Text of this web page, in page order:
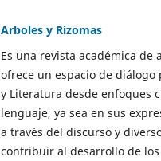
Arboles y Rizomas
Es una revista académica
ofrece un espacio de
y Literatura desde enfoques
lenguaje, ya sea en sus
a través del discurso y
contribuir al desarrollo de